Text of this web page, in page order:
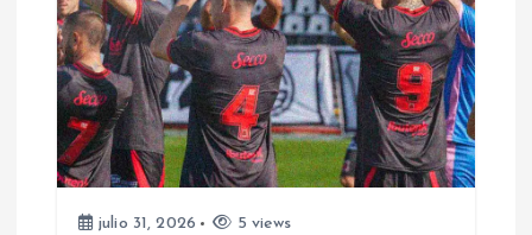
ó
n
d
julio 31, 2026 5 views